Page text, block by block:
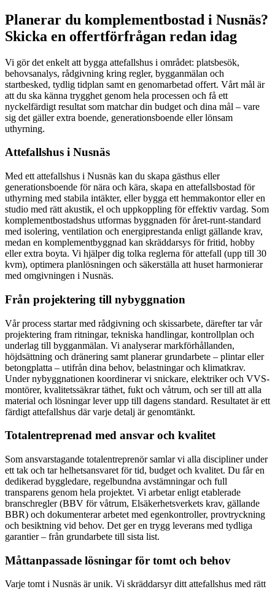
Planerar du komplementbostad i Nusnäs?
Skicka en offertförfrågan redan idag
Vi gör det enkelt att bygga attefallshus i området: platsbesök,
behovsanalys, rådgivning kring regler, bygganmälan och
startbesked, tydlig tidplan samt en genomarbetad offert. Vårt mål är
att du ska känna trygghet genom hela processen och få ett
nyckelfärdigt resultat som matchar din budget och dina mål – vare
sig det gäller extra boende, generationsboende eller lönsam
uthyrning.
Attefallshus i Nusnäs
Med ett attefallshus i Nusnäs kan du skapa gästhus eller
generationsboende för nära och kära, skapa en attefallsbostad för
uthyrning med stabila intäkter, eller bygga ett hemmakontor eller en
studio med rätt akustik, el och uppkoppling för effektiv vardag. Som
komplementbostadshus utformas byggnaden för året-runt-standard
med isolering, ventilation och energiprestanda enligt gällande krav,
medan en komplementbyggnad kan skräddarsys för fritid, hobby
eller extra boyta. Vi hjälper dig tolka reglerna för attefall (upp till 30
kvm), optimera planlösningen och säkerställa att huset harmonierar
med omgivningen i Nusnäs.
Från projektering till nybyggnation
Vår process startar med rådgivning och skissarbete, därefter tar vår
projektering fram ritningar, tekniska handlingar, kontrollplan och
underlag till bygganmälan. Vi analyserar markförhållanden,
höjdsättning och dränering samt planerar grundarbete – plintar eller
betongplatta – utifrån dina behov, belastningar och klimatkrav.
Under nybyggnationen koordinerar vi snickare, elektriker och VVS-
montörer, kvalitetssäkrar täthet, fukt och våtrum, och ser till att alla
material och lösningar lever upp till dagens standard. Resultatet är ett
färdigt attefallshus där varje detalj är genomtänkt.
Totalentreprenad med ansvar och kvalitet
Som ansvarstagande totalentreprenör samlar vi alla discipliner under
ett tak och tar helhetsansvaret för tid, budget och kvalitet. Du får en
dedikerad byggledare, regelbundna avstämningar och full
transparens genom hela projektet. Vi arbetar enligt etablerade
branschregler (BBV för våtrum, Elsäkerhetsverkets krav, gällande
BBR) och dokumenterar arbetet med egenkontroller, provtryckning
och besiktning vid behov. Det ger en trygg leverans med tydliga
garantier – från grundarbete till sista list.
Måttanpassade lösningar för tomt och behov
Varje tomt i Nusnäs är unik. Vi skräddarsyr ditt attefallshus med rätt